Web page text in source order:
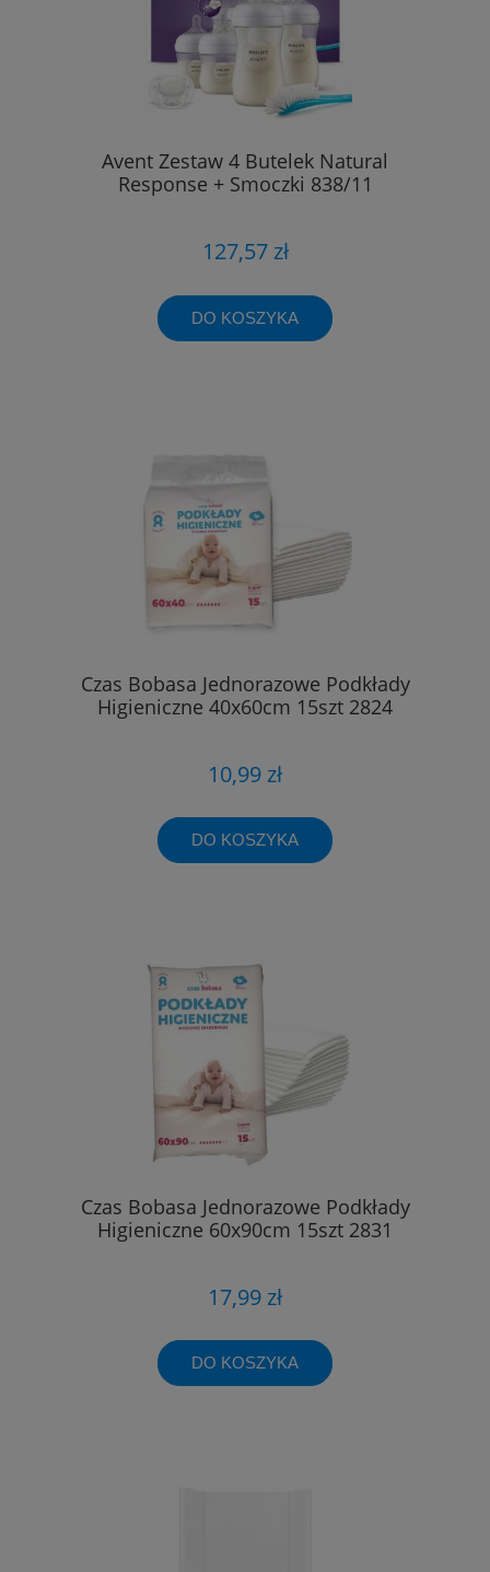
Avent Zestaw 4 Butelek Natural
Response + Smoczki 838/11
127,57 zł
DO KOSZYKA
Czas Bobasa Jednorazowe Podkłady
Higieniczne 40x60cm 15szt 2824
10,99 zł
DO KOSZYKA
Czas Bobasa Jednorazowe Podkłady
Higieniczne 60x90cm 15szt 2831
17,99 zł
DO KOSZYKA